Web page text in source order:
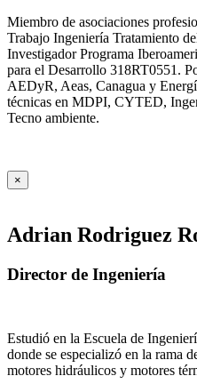
Miembro de asociaciones
Trabajo Ingeniería Tratamiento
Investigador Programa
para el Desarrollo 318RT0551.
AEDyR, Aeas, Canagua y
técnicas en MDPI, CYTED,
Tecno ambiente.
×
Adrian Rodriguez
Director de Ingeniería
Estudió en la Escuela de
donde se especializó en la rama
motores hidráulicos y motores